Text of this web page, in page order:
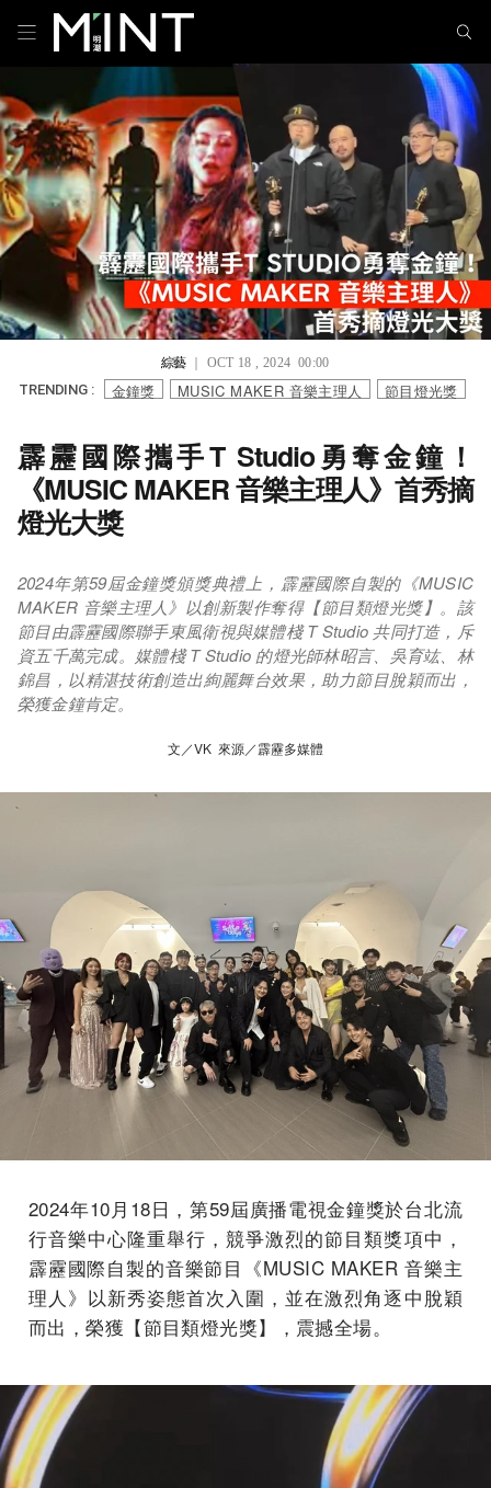
綜藝｜ OCT 18 , 2024 00:00
TRENDING : 金鐘獎 MUSIC MAKER 音樂主理人 節目燈光獎
霹靂國際攜手T Studio勇奪金鐘！
《MUSIC MAKER 音樂主理人》首秀摘
燈光大獎
2024年第59屆金鐘獎頒獎典禮上，霹靂國際自製的《MUSIC
MAKER 音樂主理人》以創新製作奪得【節目類燈光獎】。該
節目由霹靂國際聯手東風衛視與媒體棧 T Studio 共同打造，斥
資五千萬完成。媒體棧 T Studio 的燈光師林昭言、吳育竑、林
錦昌，以精湛技術創造出絢麗舞台效果，助力節目脫穎而出，
榮獲金鐘肯定。
文／VK 來源／霹靂多媒體
2024年10月18日，第59屆廣播電視金鐘獎於台北流
行音樂中心隆重舉行，競爭激烈的節目類獎項中，
霹靂國際自製的音樂節目《MUSIC MAKER 音樂主
理人》以新秀姿態首次入圍，並在激烈角逐中脫穎
而出，榮獲【節目類燈光獎】，震撼全場。